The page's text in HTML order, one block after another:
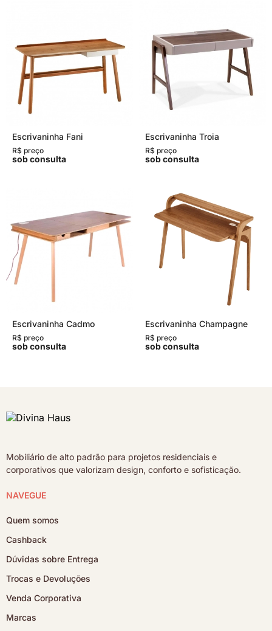
Escrivaninha Fani
R$ preço
sob consulta
Escrivaninha Troia
R$ preço
sob consulta
Escrivaninha Cadmo
R$ preço
sob consulta
Escrivaninha Champagne
R$ preço
sob consulta
Mobiliário de alto padrão para projetos residenciais e
corporativos que valorizam design, conforto e sofisticação.
NAVEGUE
Quem somos
Cashback
Dúvidas sobre Entrega
Trocas e Devoluções
Venda Corporativa
Marcas